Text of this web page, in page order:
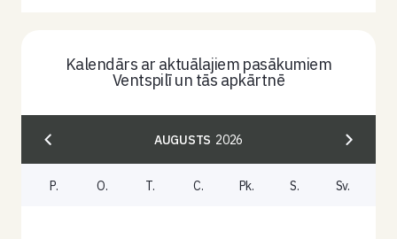
Kalendārs ar aktuālajiem pasākumiem
Ventspilī un tās apkārtnē
AUGUSTS 2026
P. O. T. C. Pk. S. Sv.